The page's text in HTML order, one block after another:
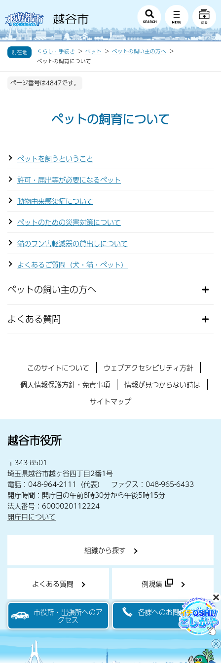
現在地 くらし・手続き ペット
ペットの飼い主の方へ
ペットの飼育について
ページ番号は4847です。
ペットの飼育について
ペットを飼うということ
許可・届出等が必要になるペット
動物由来感染症について
ペットのための災害対策について
猫のフン害軽減器の貸出しについて
よくあるご質問（犬・猫・ペット）
ペットの飼い主の方へ
よくある質問
このサイトについて
ウェブアクセシビリティ方針
個人情報保護方針・免責事項
情報が見つからない時は
サイトマップ
越谷市役所
〒343-8501
埼玉県越谷市越ヶ谷四丁目2番1号
電話：048-964-2111（代表） ファクス：048-965-6433
開庁時間：開庁日の午前8時30分から午後5時15分
法人番号：6000020112224
開庁日について
組織から探す
よくある質問 例規集
市役所・出張所へのア
クセス
各課へのお問い合わせ